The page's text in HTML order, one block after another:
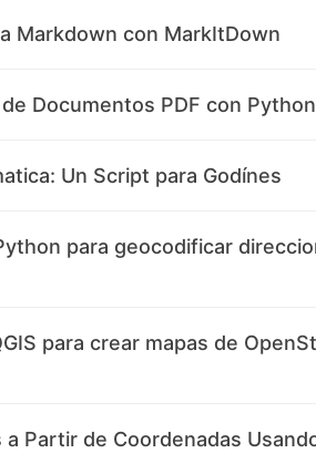
Markdown con MarkItDown
Documentos PDF con Python
Un Script para Godínes
para geocodificar
para crear mapas de
Partir de Coordenadas